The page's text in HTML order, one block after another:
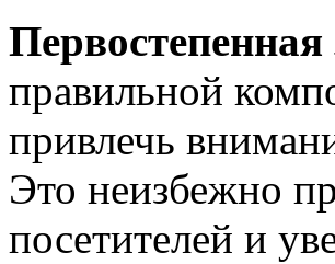
Первостепенная
правильной
привлечь
Это неизбежно
посетителей и